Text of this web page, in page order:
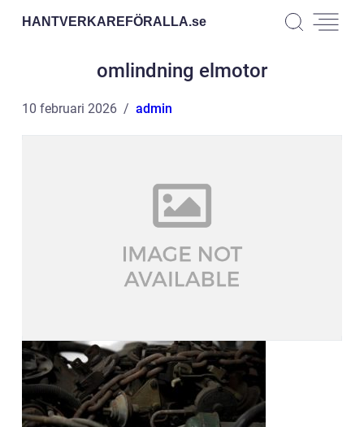
HANTVERKAREFÖRALLA.se
omlindning elmotor
10 februari 2026 admin